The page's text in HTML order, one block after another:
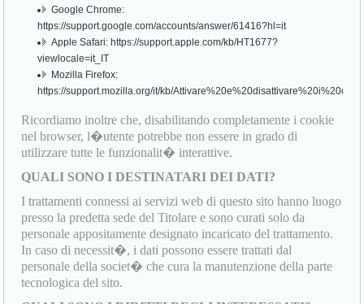
Google Chrome:
https://support.google.com/accounts/answer/61416?hl=it
Apple Safari: https://support.apple.com/kb/HT1677?
viewlocale=it_IT
Mozilla Firefox:
https://support.mozilla.org/it/kb/
Ricordiamo inoltre che, disabilitando completamente i cookie
nel browser, l�utente potrebbe non essere in grado di
utilizzare tutte le funzionalit� interattive.
QUALI SONO I DESTINATARI DEI DATI?
I trattamenti connessi ai servizi web di questo sito hanno luogo
presso la predetta sede del Titolare e sono curati solo da
personale appositamente designato incaricato del trattamento.
In caso di necessit�, i dati possono essere trattati dal
personale della societ� che cura la manutenzione della parte
tecnologica del sito.